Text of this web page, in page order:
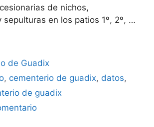
de nichos,
sepulturas en los patios 1º, 2º, …
de Guadix
, cementerio de guadix, datos,
de guadix